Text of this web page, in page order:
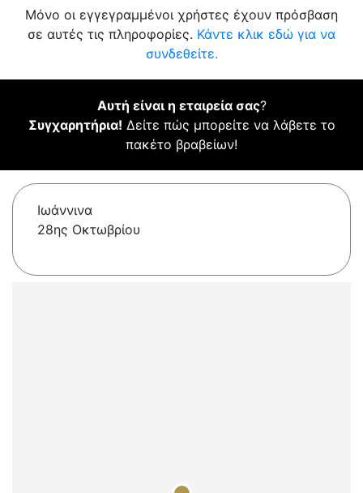
Μόνο οι εγγεγραμμένοι χρήστες έχουν πρόσβαση
σε αυτές τις πληροφορίες. Κάντε κλικ εδώ για να
συνδεθείτε.
Αυτή είναι η εταιρεία σας?
Συγχαρητήρια! Δείτε πώς μπορείτε να λάβετε το
πακέτο βραβείων!
Ιωάννινα
28ης Οκτωβρίου